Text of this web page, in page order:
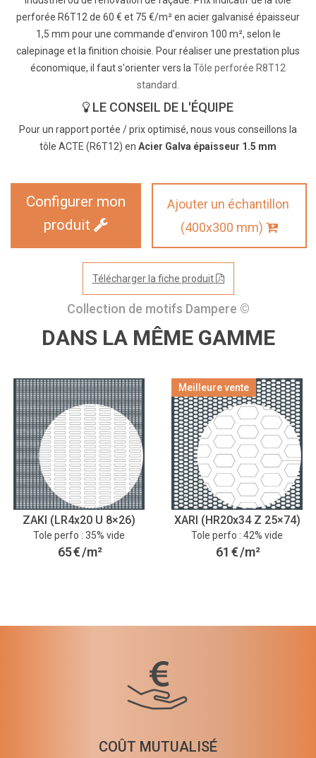
perforée R6T12 de 60 € et 75 €/m² en acier galvanisé épaisseur
1,5 mm pour une commande d’environ 100 m², selon le
calepinage et la finition choisie. Pour réaliser une prestation plus
économique, il faut s'orienter vers laTôle perforée R8T12
standard.
LE CONSEIL DE L'ÉQUIPE
Pour un rapport portée / prix optimisé, nous vous conseillons la
tôle ACTE (R6T12) en Acier Galva épaisseur 1.5 mm
Configurer mon
produit
Ajouter un échantillon
(400x300 mm)
Télécharger la fiche produit
Collection de motifs Dampere ©
DANS LA MÊME GAMME
ZAKI (LR4x20 U 8×26)
Tole perfo : 35% vide
65€/m²
Meilleure vente
XARI (HR20x34 Z 25×74)
Tole perfo : 42% vide
61 €/m²
COÛT MUTUALISÉ